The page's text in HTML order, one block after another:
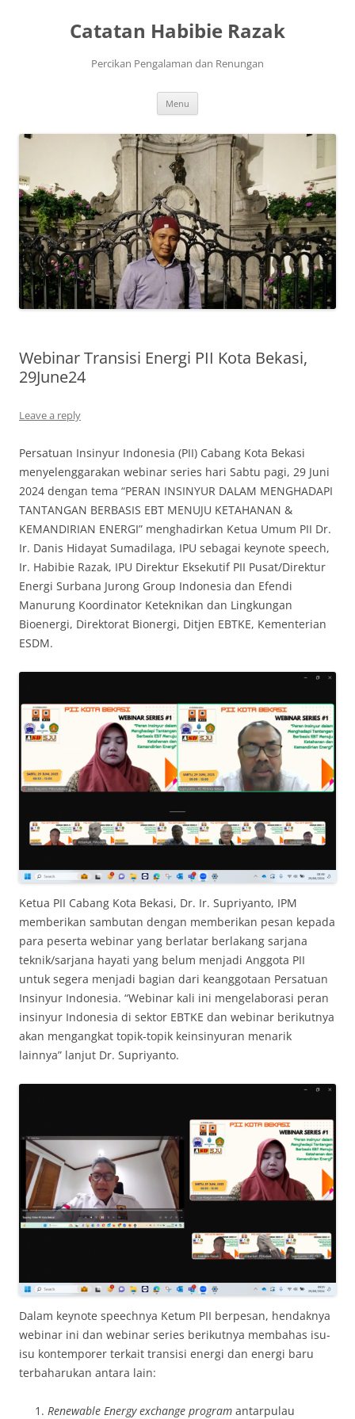
Catatan Habibie Razak
Percikan Pengalaman dan Renungan
Menu
Webinar Transisi Energi PII Kota Bekasi,
29June24
Leave a reply
Persatuan Insinyur Indonesia (PII) Cabang Kota Bekasi
menyelenggarakan webinar series hari Sabtu pagi, 29 Juni
2024 dengan tema “PERAN INSINYUR DALAM MENGHADAPI
TANTANGAN BERBASIS EBT MENUJU KETAHANAN &
KEMANDIRIAN ENERGI” menghadirkan Ketua Umum PII Dr.
Ir. Danis Hidayat Sumadilaga, IPU sebagai keynote speech,
Ir. Habibie Razak, IPU Direktur Eksekutif PII Pusat/Direktur
Energi Surbana Jurong Group Indonesia dan Efendi
Manurung Koordinator Keteknikan dan Lingkungan
Bioenergi, Direktorat Bionergi, Ditjen EBTKE, Kementerian
ESDM.
Ketua PII Cabang Kota Bekasi, Dr. Ir. Supriyanto, IPM
memberikan sambutan dengan memberikan pesan kepada
para peserta webinar yang berlatar berlakang sarjana
teknik/sarjana hayati yang belum menjadi Anggota PII
untuk segera menjadi bagian dari keanggotaan Persatuan
Insinyur Indonesia. “Webinar kali ini mengelaborasi peran
insinyur Indonesia di sektor EBTKE dan webinar berikutnya
akan mengangkat topik-topik keinsinyuran menarik
lainnya” lanjut Dr. Supriyanto.
Dalam keynote speechnya Ketum PII berpesan, hendaknya
webinar ini dan webinar series berikutnya membahas isu-
isu kontemporer terkait transisi energi dan energi baru
terbaharukan antara lain:
Renewable Energy exchange program antarpulau